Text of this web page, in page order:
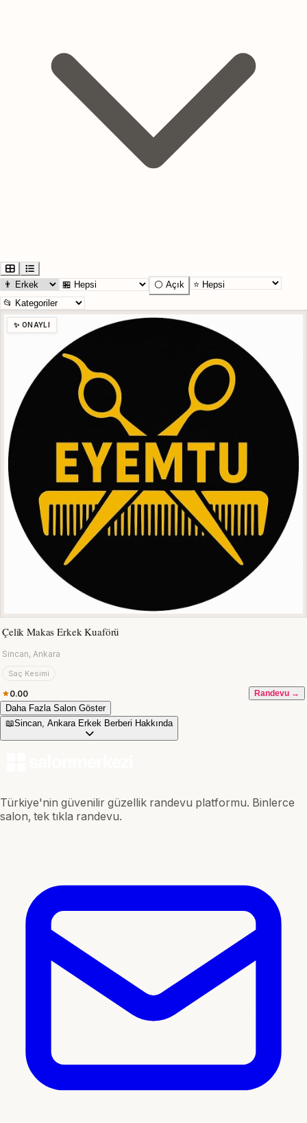
⚪ Açık
✨ ONAYLI
Çelik Makas Erkek Kuaförü
Sincan, Ankara
Saç Kesimi
0.00 Randevu →
Daha Fazla Salon Göster
📖Sincan, Ankara Erkek Berberi Hakkında
Türkiye'nin güvenilir güzellik randevu platformu. Binlerce
salon, tek tıkla randevu.